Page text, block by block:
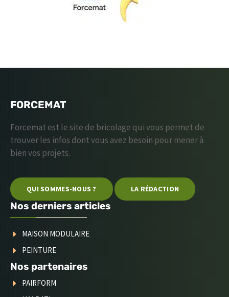
FORCEMAT
Forcemat est le site de bricolage qui vous permet de
trouver les infos dont vous avez besoin pour mener à
bien vos projets.
QUI SOMMES-NOUS ? LA RÉDACTION
Nos derniers articles
MAISON MODULAIRE
PEINTURE
Nos partenaires
PAIRFORM